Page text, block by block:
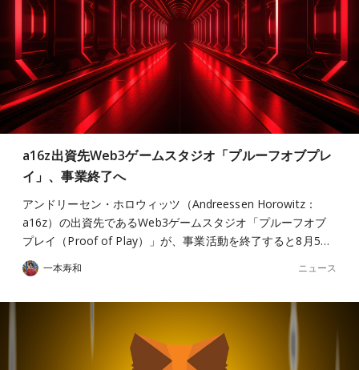
a16z出資先Web3ゲームスタジオ「プルーフオブプレ
イ」、事業終了へ
アンドリーセン・ホロウィッツ（Andreessen Horowitz：
a16z）の出資先であるWeb3ゲームスタジオ「プルーフオブ
プレイ（Proof of Play）」が、事業活動を終了すると8月5…
一本寿和 ニュース